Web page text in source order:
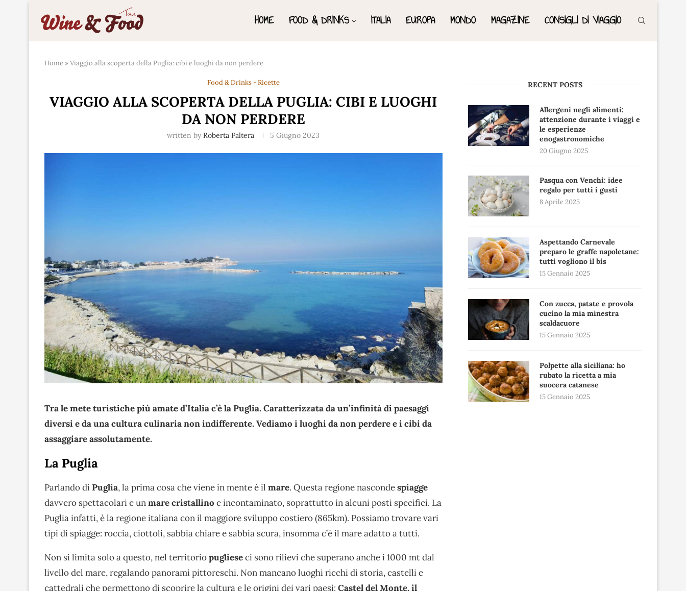
HOME FOOD & DRINKS ITALIA EUROPA MONDO MAGAZINE CONSIGLI DI VIAGGIO
Home »Viaggio alla scoperta della Puglia: cibi e luoghi da non perdere
Food & Drinks - Ricette
VIAGGIO ALLA SCOPERTA DELLA PUGLIA: CIBI E LUOGHI
DA NON PERDERE
written byRoberta Paltera 5 Giugno 2023
Tra le mete turistiche più amate d’Italia c’è la Puglia. Caratterizzata da un’infinità di paesaggi
diversi e da una cultura culinaria non indifferente. Vediamo i luoghi da non perdere e i cibi da
assaggiare assolutamente.
La Puglia
Parlando diPuglia, la prima cosa che viene in mente è il mare. Questa regione nascondespiagge
davvero spettacolari e unmare cristallino e incontaminato, soprattutto in alcuni posti specifici. La
Puglia infatti, è la regione italiana con il maggiore sviluppo costiero (865km). Possiamo trovare vari
tipi di spiagge: roccia, ciottoli, sabbia chiare e sabbia scura, insomma c’è il mare adatto a tutti.
Non si limita solo a questo, nel territoriopuglieseci sono rilievi che superano anche i 1000 mt dal
livello del mare, regalando panorami pittoreschi. Non mancano luoghi ricchi di storia, castelli e
cattedrali che permettono di scoprire la cultura e le origini dei vari paesi: Castel del Monte, il
RECENT POSTS
Allergeni negli alimenti:
attenzione durante i viaggi e
le esperienze
enogastronomiche
20 Giugno 2025
Pasqua con Venchi: idee
regalo per tutti i gusti
8 Aprile 2025
Aspettando Carnevale
preparo le graffe napoletane:
tutti vogliono il bis
15 Gennaio 2025
Con zucca, patate e provola
cucino la mia minestra
scaldacuore
15 Gennaio 2025
Polpette alla siciliana: ho
rubato la ricetta a mia
suocera catanese
15 Gennaio 2025